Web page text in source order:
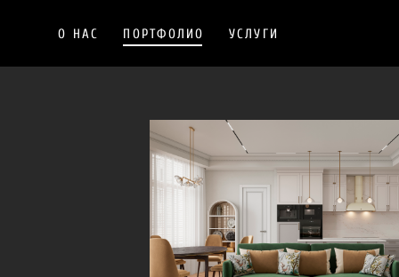
О НАС ПОРТФОЛИО УСЛУГИ
О НАС ПОРТФОЛИО УСЛУГИ